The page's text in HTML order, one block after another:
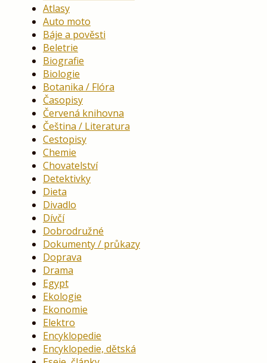
Atlasy
Auto moto
Báje a pověsti
Beletrie
Biografie
Biologie
Botanika / Flóra
Časopisy
Červená knihovna
Čeština / Literatura
Cestopisy
Chemie
Chovatelství
Detektivky
Dieta
Divadlo
Dívčí
Dobrodružné
Dokumenty / průkazy
Doprava
Drama
Egypt
Ekologie
Ekonomie
Elektro
Encyklopedie
Encyklopedie, dětská